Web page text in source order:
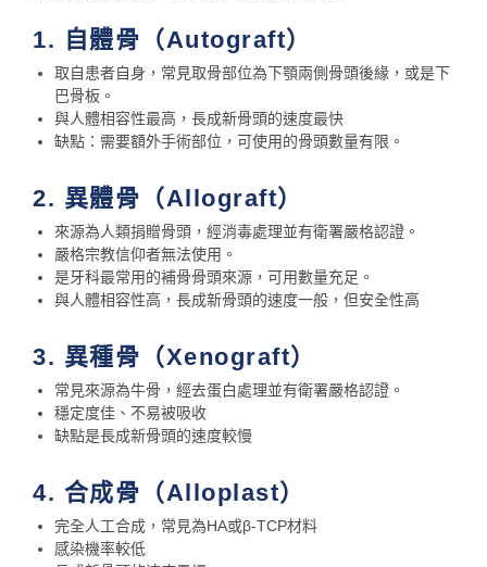
1. 自體骨（Autograft）
取自患者自身，常見取骨部位為下顎兩側骨頭後緣，或是下
巴骨板。
與人體相容性最高，長成新骨頭的速度最快
缺點：需要額外手術部位，可使用的骨頭數量有限。
2. 異體骨（Allograft）
來源為人類捐贈骨頭，經消毒處理並有衛署嚴格認證。
嚴格宗教信仰者無法使用。
是牙科最常用的補骨骨頭來源，可用數量充足。
與人體相容性高，長成新骨頭的速度一般，但安全性高
3. 異種骨（Xenograft）
常見來源為牛骨，經去蛋白處理並有衛署嚴格認證。
穩定度佳、不易被吸收
缺點是長成新骨頭的速度較慢
4. 合成骨（Alloplast）
完全人工合成，常見為HA或β-TCP材料
感染機率較低